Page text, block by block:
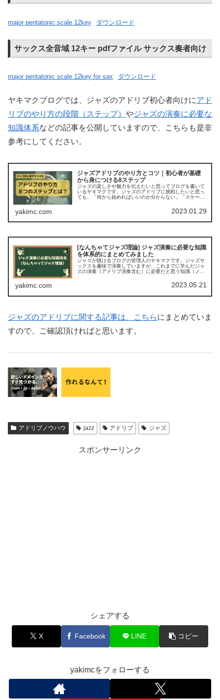
major pentatonic scale 12key ダウンロード
サックス全音域 12キー pdfファイル サックス奏者向け
major pentatonic scale 12key for sax ダウンロード
ヤキマクブログでは、ジャズのアドリブ初心者向けにアド
リブのやり方の段階（ステップ） やジャズの演奏に必要な
知識体系などの記事を公開していますので、こちらも是非
参考にしてください。
ジャズアドリブのやり方とコツ｜初心者が基礎
から身につける8ステップ
ジャズの楽しさや魅力を伝えたいと思ってブログを書いて
いるヤキマクです。ジャズのアドリブに挑戦したいと思っ
ても、「何から始めればいいのか分からない」「スケール
yakimc.com 2023.01.29
[なんちゃてジャズ理論] ジャズ演奏に必要な知識
を体系的にまとめてみました
ジャズが聴けるブログの管理人のヤキマクです。ジャズサ
ックスを趣味で演奏していますが、これまでに学んだジャ
ズの演奏（アドリブ演奏含む）に必要だと思う知識（ノウ
yakimc.com 2023.05.21
ジャズのアドリブに関する記事は、こちらにまとめていま
すので、ご確認頂ければと思います。
アドリブノウハウ jazz アドリブ ジャズ
スポンサーリンク
シェアする
X Facebook LINE コピー
yakimcをフォローする